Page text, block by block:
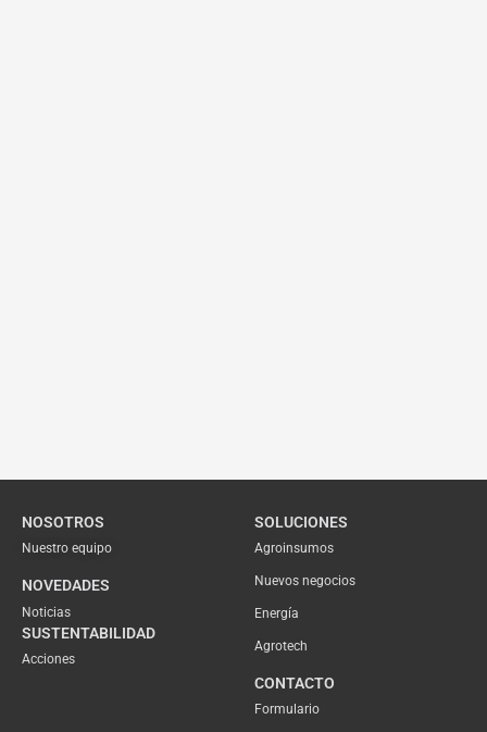
NOSOTROS
Nuestro equipo
NOVEDADES
Noticias
SUSTENTABILIDAD
Acciones
SOLUCIONES
Agroinsumos
Nuevos negocios
Energía
Agrotech
CONTACTO
Formulario